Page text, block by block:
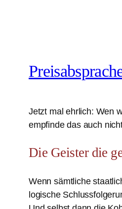
Jetzt mal ehrlich: Wen
empfinde das auch
Die Geister die
Wenn sämtliche
logische